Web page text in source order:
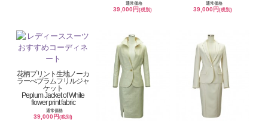
通常価格
39,000円(税別)
通常価格
39,000円 (税別)
花柄プリント生地ノーカ
ラーぺプラムフリルジャ
ケット
Peplum Jacket of White
flower print fabric
通常価格
39,000円(税別)